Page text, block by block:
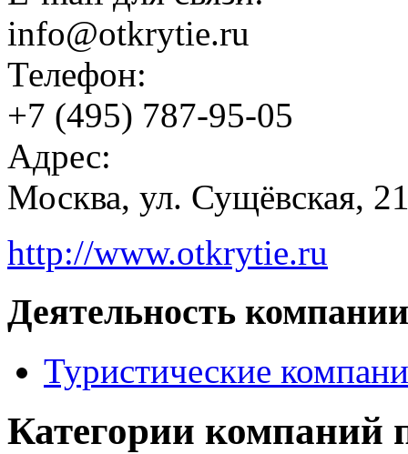
info@otkrytie.ru
Телефон:
+7 (495) 787-95-05
Адрес:
Москва, ул. Сущёвская,
http://www.otkrytie.ru
Деятельность
Туристические
Категории компаний